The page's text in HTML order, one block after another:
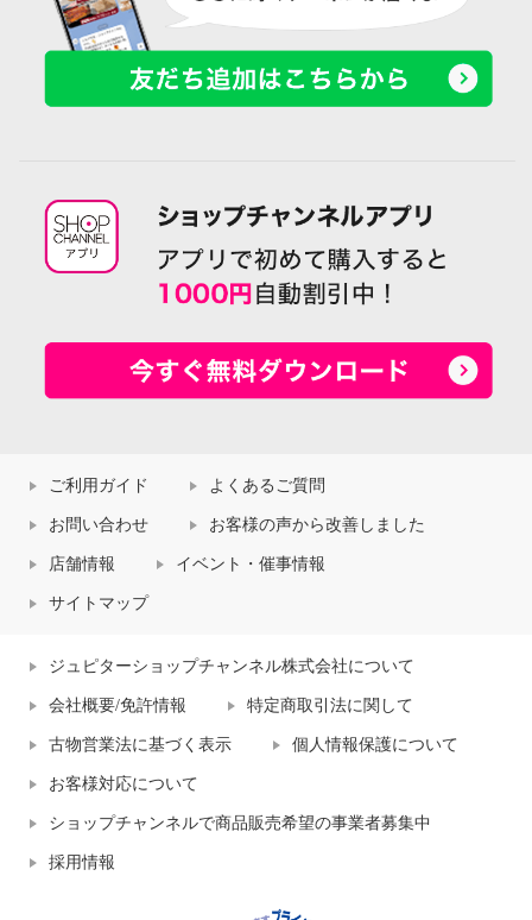
ご利用ガイド よくあるご質問
お問い合わせ お客様の声から改善しました
店舗情報 イベント・催事情報
サイトマップ
ジュピターショップチャンネル株式会社について
会社概要/免許情報 特定商取引法に関して
古物営業法に基づく表示 個人情報保護について
お客様対応について
ショップチャンネルで商品販売希望の事業者募集中
採用情報